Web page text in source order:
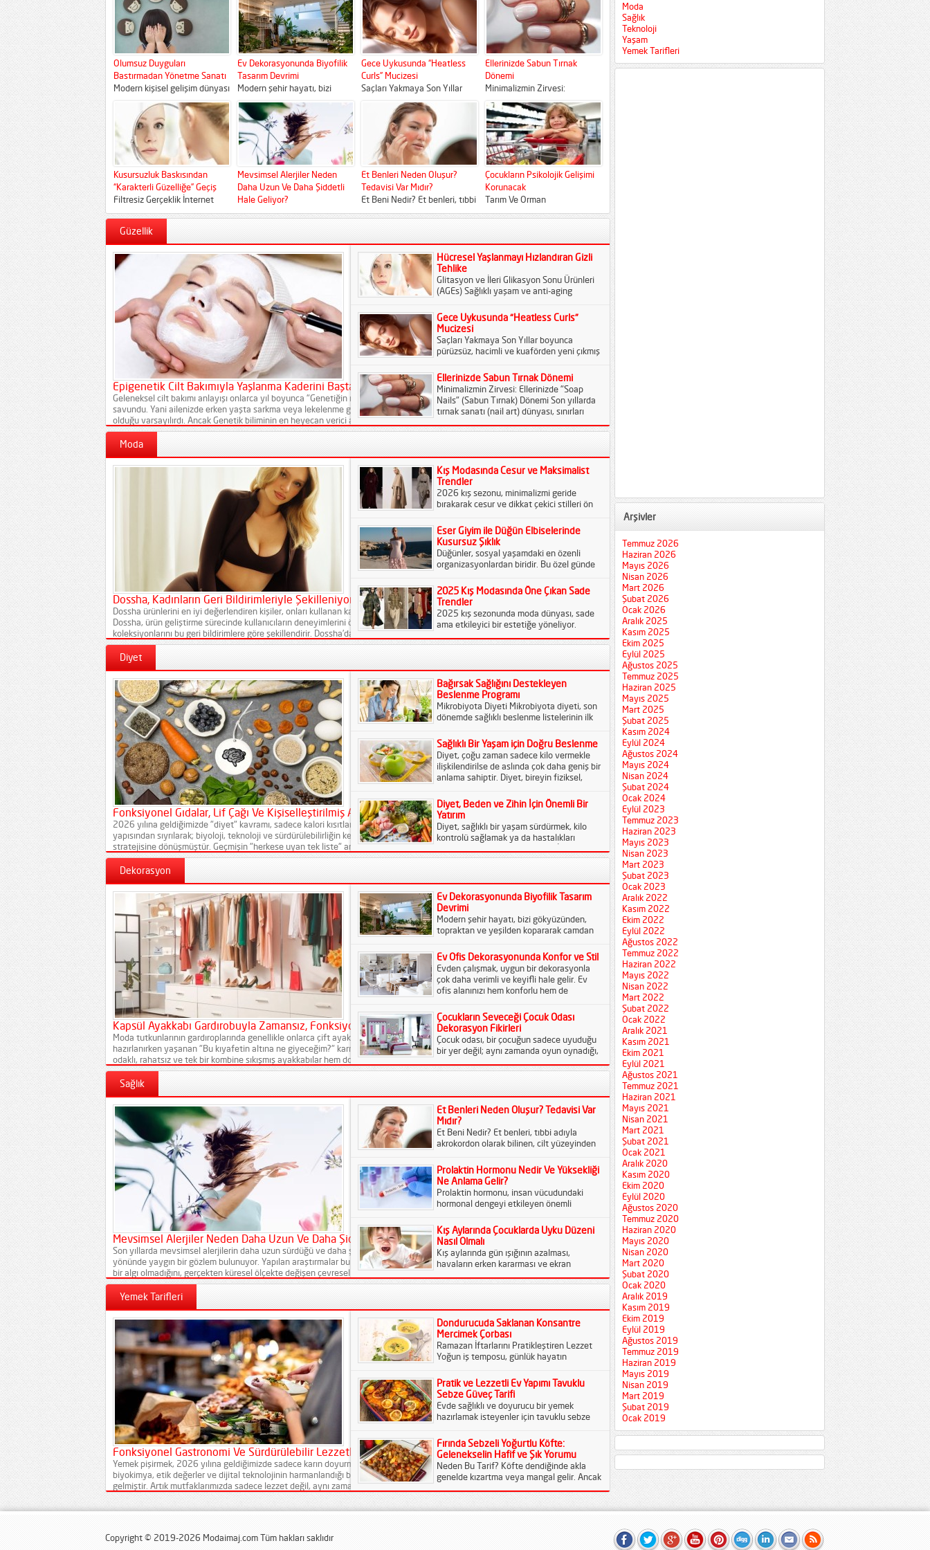
"Genetiğin neyse cildin de
odur" fikrini savundu. Yani...
dünyasında serbest radikaller
ve inflamasyon...
onlarca çift ayakkabı bulunur.
Ancak sabah hazırlanırken
yaşanan "Bu kıyafetin altına...
nedenle Dossha, ürün
geliştirme sürecinde...
Olumsuz Duyguları
Bastırmadan Yönetme Sanatı
Modern kişisel gelişim dünyası
uzun yıllar boyunca bizlere
"toksik pozitiflik" aşıladı.
Sürekli mutlu olmamız, öfke,...
Ev Dekorasyonunda Biyofilik
Tasarım Devrimi
Modern şehir hayatı, bizi
gökyüzünden, topraktan ve
yeşilden kopararak camdan ve
betondan yapılmış kutuların
içine...
Gece Uykusunda “Heatless
Curls” Mucizesi
Saçları Yakmaya Son Yıllar
boyunca pürüzsüz, hacimli ve
kuaförden yeni çıkmış gibi
duran dalgalara sahip
olmanın...
Ellerinizde Sabun Tırnak
Dönemi
Minimalizmin Zirvesi:
Ellerinizde "Soap Nails"
(Sabun Tırnak) Dönemi Son
yıllarda tırnak sanatı (nail art)
dünyası, sınırları...
Kusursuzluk Baskısından
“Karakterli Güzelliğe” Geçiş
Filtresiz Gerçeklik İnternet
çağının ilk yıllarında güzellik,
gibi duran simetrik yüzler,
Mevsimsel Alerjiler Neden
Daha Uzun Ve Daha Şiddetli
Hale Geliyor?
Son yıllarda mevsimsel
Et Benleri Neden Oluşur?
Tedavisi Var Mıdır?
Et Beni Nedir? Et benleri, tıbbi
adıyla akrokordon olarak
Çocukların Psikolojik Gelişimi
Korunacak
Tarım Ve Orman
Bakanlığı’ndan Çocukların
Tarım ve...
Güzellik
Epigenetik Cilt Bakımıyla Yaşlanma Kaderini Baştan Yazın
Geleneksel cilt bakımı anlayışı onlarca yıl boyunca "Genetiğin neyse cildin de odur" fikrini
savundu. Yani ailenizde erken yaşta sarkma veya lekelenme genleri varsa, kaderinizin bu
olduğu varsayılırdı. Ancak Genetik biliminin en heyecan verici alt dalı olan Epigenetik, bu
çaresiz kabulü...
Hücresel Yaşlanmayı Hızlandıran Gizli
Tehlike
Glitasyon ve İleri Glikasyon Sonu Ürünleri
(AGEs) Sağlıklı yaşam ve anti-aging
inflamasyon (iltihaplanma) üzerine binlerce
çalışma yapılmıştır....
Gece Uykusunda “Heatless Curls”
Mucizesi
Saçları Yakmaya Son Yıllar boyunca
pürüzsüz, hacimli ve kuaförden yeni çıkmış
saçlarımızı yüksek ısılı maşalara...
Ellerinizde Sabun Tırnak Dönemi
Minimalizmin Zirvesi: Ellerinizde "Soap
Nails" (Sabun Tırnak) Dönemi Son yıllarda
tırnak sanatı (nail art) dünyası, sınırları
Moda
Dossha, Kadınların Geri Bildirimleriyle Şekilleniyor
Dossha ürünlerini en iyi değerlendiren kişiler, onları kullanan kadınlardır. Bu nedenle
Dossha, ürün geliştirme sürecinde kullanıcıların deneyimlerini önemseyerek
koleksiyonlarını bu geri bildirimlere göre şekillendirir. Dossha’da Kullanıcı Deneyimi
Tasarımlara Yön Veriyor Bir taytın gün boyu kayma ve iz yapmadan rahat hissettirmesi,
basic tişört...
Kış Modasında Cesur ve Maksimalist
Trendler
2026 kış sezonu, minimalizmi geride
bırakarak cesur ve dikkat çekici stilleri ön
sarmalayan atkılı ve...
Eser Giyim ile Düğün Elbiselerinde
Kusursuz Şıklık
Düğünler, sosyal yaşamdaki en özenli
organizasyonlardan biridir. Bu özel günde
duyguyu ifade eder. Eser Giyim,...
2025 Kış Modasında Öne Çıkan Sade
Trendler
2025 kış sezonunda moda dünyası, sade
ama etkileyici bir estetiğe yöneliyor.
doğal tonlar alıyor....
Diyet
Fonksiyonel Gıdalar, Lif Çağı Ve Kişiselleştirilmiş Analizler
2026 yılına geldiğimizde "diyet" kavramı, sadece kalori kısıtlamasından ibaret olan klasik
yapısından sıyrılarak; biyoloji, teknoloji ve sürdürülebilirliğin kesiştiği bütüncül bir yaşam
stratejisine dönüşmüştür. Geçmişin "herkese uyan tek liste" anlayışı yerini, bireyin DNA
yapısına, bağırsak mikrobiyomuna ve anlık metabolik ihtiyaçlarına göre...
Bağırsak Sağlığını Destekleyen
Beslenme Programı
Mikrobiyota Diyeti Mikrobiyota diyeti, son
dönemde sağlıklı beslenme listelerinin ilk
mikroorganizmaların dengeli ve sağlıklı
olmasını hedefleyen bu...
Sağlıklı Bir Yaşam için Doğru Beslenme
Diyet, çoğu zaman sadece kilo vermekle
ilişkilendirilse de aslında çok daha geniş bir
anlama sahiptir. Diyet, bireyin fiziksel,
Diyet, Beden ve Zihin İçin Önemli Bir
Yatırım
Diyet, sağlıklı bir yaşam sürdürmek, kilo
kontrolü sağlamak ya da hastalıkları
vücudu, sürekli enerjiye...
Dekorasyon
Kapsül Ayakkabı Gardırobuyla Zamansız, Fonksiyonel Ve Konfor
Moda tutkunlarının gardıroplarında genellikle onlarca çift ayakkabı bulunur. Ancak sabah
hazırlanırken yaşanan "Bu kıyafetin altına ne giyeceğim?" karmaşası hiç bitmez. Trend
odaklı, rahatsız ve tek bir kombine sıkışmış ayakkabılar hem dolapta yer kaplar hem de
ayak sağlığını olumsuz etkiler. İşte...
Ev Dekorasyonunda Biyofilik Tasarım
Devrimi
Modern şehir hayatı, bizi gökyüzünden,
topraktan ve yeşilden kopararak camdan
hapsetti. Günümüz insanı, evrimsel
tarihinin...
Ev Ofis Dekorasyonunda Konfor ve Stil
Evden çalışmak, uygun bir dekorasyonla
çok daha verimli ve keyifli hale gelir. Ev
ofis alanınızı hem konforlu hem de
Çocukların Seveceği Çocuk Odası
Dekorasyon Fikirleri
Çocuk odası, bir çocuğun sadece uyuduğu
bir yer değil; aynı zamanda oyun oynadığı,
kendini güvende...
Sağlık
Mevsimsel Alerjiler Neden Daha Uzun Ve Daha Şiddetli Hale Geliyor?
Son yıllarda mevsimsel alerjilerin daha uzun sürdüğü ve daha şiddetli hissedildiği
yönünde yaygın bir gözlem bulunuyor. Yapılan araştırmalar bu durumun yalnızca kişisel
bir algı olmadığını, gerçekten küresel ölçekte değişen çevresel koşullarla ilişkili olduğunu
göstermektedir. İlkbahar alerjilerinin ve genel olarak mevsimsel alerjilerin...
Et Benleri Neden Oluşur? Tedavisi Var
Mıdır?
Et Beni Nedir? Et benleri, tıbbi adıyla
akrokordon olarak bilinen, cilt yüzeyinden
huylu oluşumlardır. Genellikle...
Prolaktin Hormonu Nedir Ve Yüksekliği
Ne Anlama Gelir?
Prolaktin hormonu, insan vücudundaki
hormonal dengeyi etkileyen önemli
sistemiyle ilişkilendirilse de etkileri bununla
sınırlı değildir. Metabolizma,...
Kış Aylarında Çocuklarda Uyku Düzeni
Nasıl Olmalı
Kış aylarında gün ışığının azalması,
havaların erken kararması ve ekran
düzenini doğrudan etkileyebiliyor.
Yemek Tarifleri
Fonksiyonel Gastronomi Ve Sürdürülebilir Lezzetler
Yemek pişirmek, 2026 yılına geldiğimizde sadece karın doyurma eylemi olmaktan çıkıp;
biyokimya, etik değerler ve dijital teknolojinin harmanlandığı bir "yaşam sanatı" haline
gelmiştir. Artık mutfaklarımızda sadece lezzet değil, aynı zamanda "metabolik verimlilik"
ve "karbon ayak izi" de temel malzemeler arasında...
Dondurucuda Saklanan Konsantre
Mercimek Çorbası
Ramazan İftarlarını Pratikleştiren Lezzet
Yoğun iş temposu, günlük hayatın
zaman, Ramazan ayında evde sıcak
yemek...
Pratik ve Lezzetli Ev Yapımı Tavuklu
Sebze Güveç Tarifi
Evde sağlıklı ve doyurucu bir yemek
hazırlamak isteyenler için tavuklu sebze
hem de yapımı...
Fırında Sebzeli Yoğurtlu Köfte:
Gelenekselin Hafif ve Şık Yorumu
Neden Bu Tarif? Köfte dendiğinde akla
genelde kızartma veya mangal gelir. Ancak
bir dokunuş...
Moda
Sağlık
Teknoloji
Yaşam
Yemek Tarifleri
Arşivler
Temmuz 2026
Haziran 2026
Mayıs 2026
Nisan 2026
Mart 2026
Şubat 2026
Ocak 2026
Aralık 2025
Kasım 2025
Ekim 2025
Eylül 2025
Ağustos 2025
Temmuz 2025
Haziran 2025
Mayıs 2025
Mart 2025
Şubat 2025
Kasım 2024
Eylül 2024
Ağustos 2024
Mayıs 2024
Nisan 2024
Şubat 2024
Ocak 2024
Eylül 2023
Temmuz 2023
Haziran 2023
Mayıs 2023
Nisan 2023
Mart 2023
Şubat 2023
Ocak 2023
Aralık 2022
Kasım 2022
Ekim 2022
Eylül 2022
Ağustos 2022
Temmuz 2022
Haziran 2022
Mayıs 2022
Nisan 2022
Mart 2022
Şubat 2022
Ocak 2022
Aralık 2021
Kasım 2021
Ekim 2021
Eylül 2021
Ağustos 2021
Temmuz 2021
Haziran 2021
Mayıs 2021
Nisan 2021
Mart 2021
Şubat 2021
Ocak 2021
Aralık 2020
Kasım 2020
Ekim 2020
Eylül 2020
Ağustos 2020
Temmuz 2020
Haziran 2020
Mayıs 2020
Nisan 2020
Mart 2020
Şubat 2020
Ocak 2020
Aralık 2019
Kasım 2019
Ekim 2019
Eylül 2019
Ağustos 2019
Temmuz 2019
Haziran 2019
Mayıs 2019
Nisan 2019
Mart 2019
Şubat 2019
Ocak 2019
Copyright © 2019-2026 Modaimaj.com Tüm hakları saklıdır